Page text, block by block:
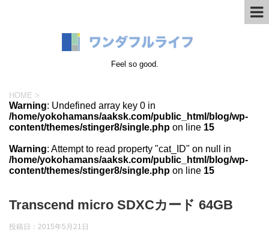
Feel so good.
HOME >
Warning: Undefined array key 0 in
/home/yokohamans/aaksk.com/public_html/blog/wp-
content/themes/stinger8/single.php on line 15
Warning: Attempt to read property "cat_ID" on null in
/home/yokohamans/aaksk.com/public_html/blog/wp-
content/themes/stinger8/single.php on line 15
Transcend micro SDXCカード 64GB
投稿日： 2015年5月21日